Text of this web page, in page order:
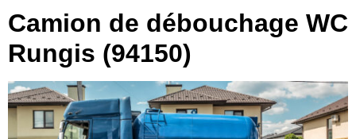
Camion de débouchage WC
Rungis (94150)